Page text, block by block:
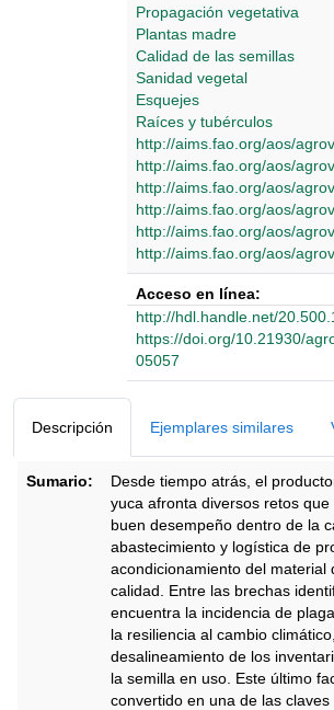
Propagación vegetativa
Plantas madre
Calidad de las semillas
Sanidad vegetal
Esquejes
Raíces y tubérculos
http://aims.fao.org/aos/
http://aims.fao.org/aos/
http://aims.fao.org/aos/
http://aims.fao.org/aos/
http://aims.fao.org/aos/
http://aims.fao.org/aos/
Acceso en línea:
http://hdl.handle.net/
https://doi.org/10.21930/
05057
Descripción Ejemplares similares
Sumario:
Desde tiempo atrás, el
yuca afronta diversos retos
buen desempeño dentro de la
abastecimiento y logística de
acondicionamiento del material
calidad. Entre las brechas
encuentra la incidencia de
la resiliencia al cambio
desalineamiento de los
la semilla en uso. Este último
convertido en una de las